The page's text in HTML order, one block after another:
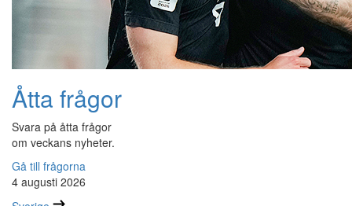
Åtta frågor
Svara på åtta frågor
om veckans nyheter.
Gå till frågorna
4 augusti 2026